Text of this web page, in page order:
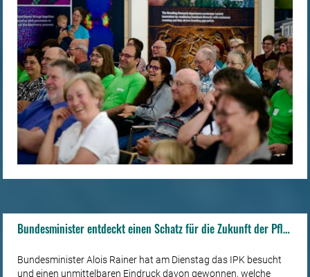
Bundesminister entdeckt einen Schatz für die Zukunft der Pflanzenzüchtung
Bundesminister Alois Rainer hat am Dienstag das IPK besucht
und einen unmittelbaren Eindruck davon gewonnen, welche